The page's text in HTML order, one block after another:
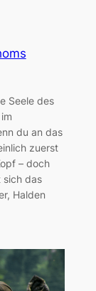
Seele des
du an das
zuerst
– doch
sich das
Halden